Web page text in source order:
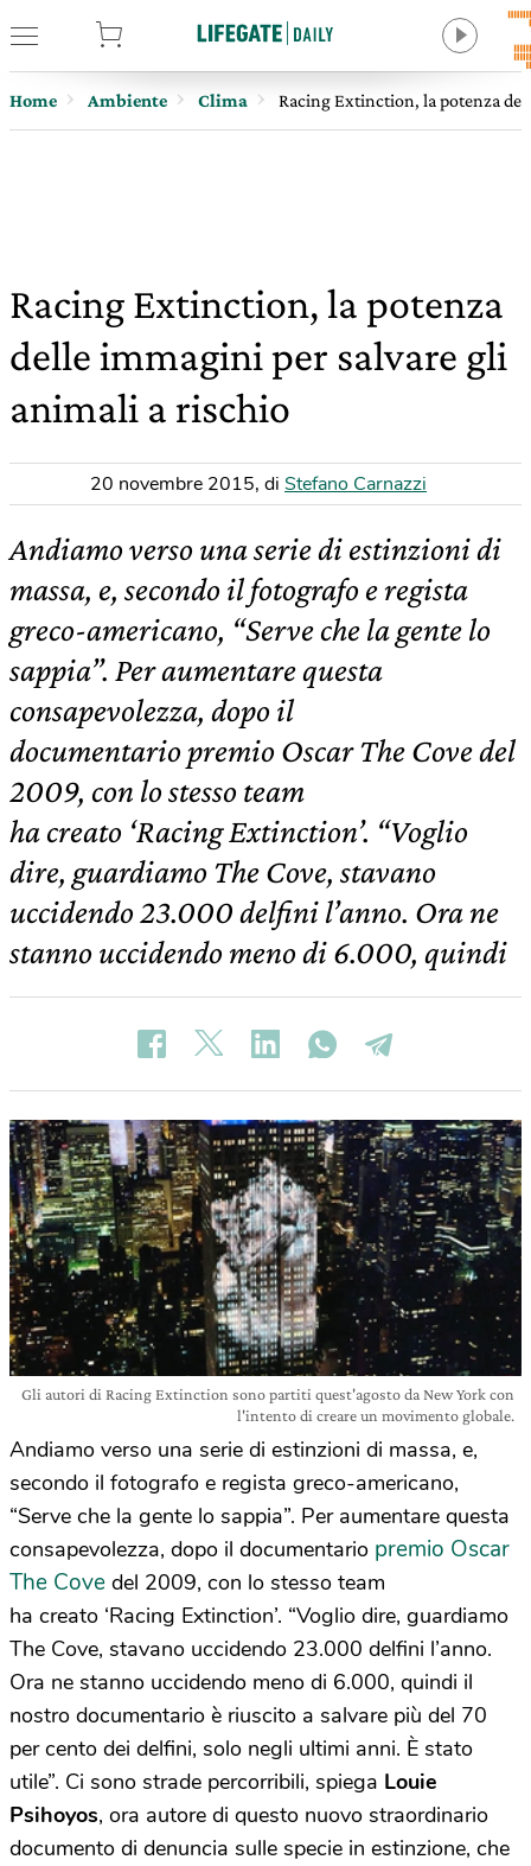
Home Ambiente Clima Racing Extinction, la potenza
Racing Extinction, la potenza
delle immagini per salvare gli
animali a rischio
20 novembre 2015, di Stefano Carnazzi
Andiamo verso una serie di estinzioni di
massa, e, secondo il fotografo e regista
greco-americano, “Serve che la gente lo
sappia”. Per aumentare questa
consapevolezza, dopo il
documentario premio Oscar The Cove del
2009, con lo stesso team
ha creato ‘Racing Extinction’. “Voglio
dire, guardiamo The Cove, stavano
uccidendo 23.000 delfini l’anno. Ora ne
stanno uccidendo meno di 6.000, quindi
Gli autori di Racing Extinction sono partiti quest'agosto da New York con
l'intento di creare un movimento globale.
Andiamo verso una serie di estinzioni di massa, e,
secondo il fotografo e regista greco-americano,
“Serve che la gente lo sappia”. Per aumentare questa
consapevolezza, dopo il documentario premio Oscar
The Cove del 2009, con lo stesso team
ha creato ‘Racing Extinction’. “Voglio dire, guardiamo
The Cove, stavano uccidendo 23.000 delfini l’anno.
Ora ne stanno uccidendo meno di 6.000, quindi il
nostro documentario è riuscito a salvare più del 70
per cento dei delfini, solo negli ultimi anni. È stato
utile”. Ci sono strade percorribili, spiega Louie
Psihoyos, ora autore di questo nuovo straordinario
documento di denuncia sulle specie in estinzione, che